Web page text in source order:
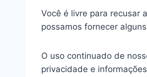
Você é livre para recusar
possamos fornecer
O uso continuado de
privacidade e